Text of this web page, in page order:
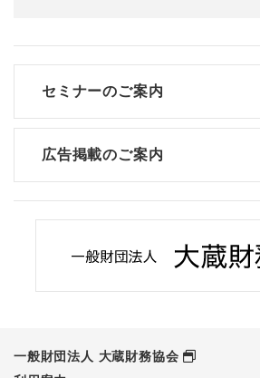
セミナーのご案内
広告掲載のご案内
一般財団法人 大蔵財務協会